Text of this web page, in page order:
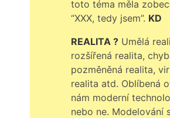
toto téma měla
“XXX, tedy jsem”. KD
REALITA ? Umělá
rozšířená realita,
pozměněná realita,
realita atd. Oblíbená
nám moderní
nebo ne. Modelování